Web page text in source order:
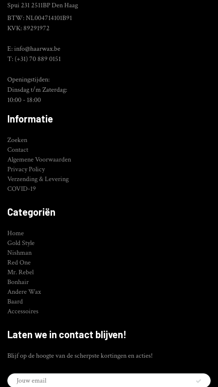
Spui 231 2511BP Den Haag
BTW: NL004714101B91
KVK: 89291972
E: info@haarwax.be
T: (+31) 70 889 0151
Openingstijden:
Dinsdag t/m Zaterdag:
10:00 - 18:00
Informatie
Zoeken
Contact
Algemene Voorwaarden
Privacy Policy
Verzending & Levering
COVID-19
Categoriën
Home
Gold Style
Nishman
Red One
Mr. Rebel
Bonhair
Andere Wax
Baard
Accessoires
Laten we in contact blijven!
Blijf op de hoogte van de scherpste kortingen en acties!